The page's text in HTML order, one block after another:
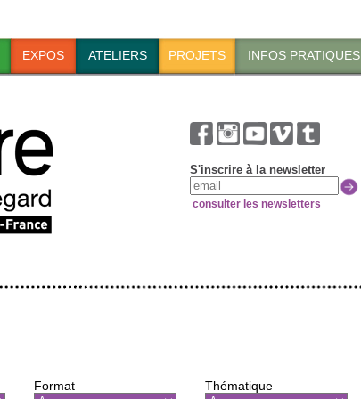
EXPOS ATELIERS PROJETS INFOS PRATIQUES
S'inscrire à la newsletter
consulter les newsletters
Format Thématique